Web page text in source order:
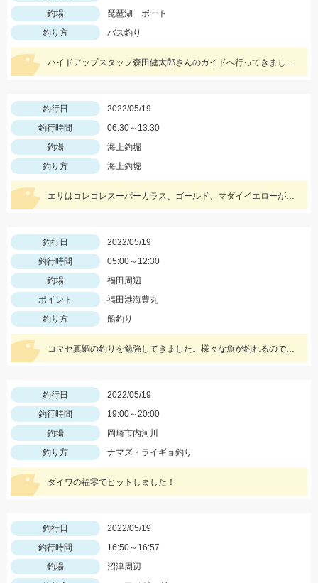
釣場
琵琶湖 ボート
釣り方
バス釣り
ハイドアップスタッフ森田健太郎さんのガイドへ行ってきました。ショットワッキーを使用して釣りました。
釣行日
2022/05/19
釣行時間
06:30～13:30
釣場
海上釣堀
釣り方
海上釣堀
エサはコレコレスーパーカラス、ゴールド、マダイイエローが好釣果を叩き出しました！タックルはプロミネント海上釣堀両軸ＳＰの感度が最高です！
釣行日
2022/05/19
釣行時間
05:00～12:30
釣場
福田周辺
ポイント
福田港海豊丸
釣り方
船釣り
コマセ真鯛の釣りを勉強してきました。様々な魚が釣れるので水面に上がってくるまでドキドキです!!
釣行日
2022/05/19
釣行時間
19:00～20:00
釣場
岡崎市内河川
釣り方
ナマズ・ライギョ釣り
ダイワの福零でヒットしました！
釣行日
2022/05/19
釣行時間
16:50～16:57
釣場
沼津周辺